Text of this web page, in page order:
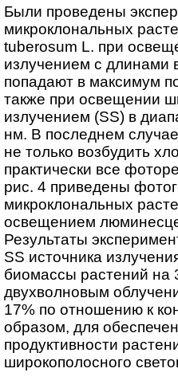
Были проведены
микроклональных
tuberosum L. при
излучением с длинами
попадают в максимум
также при освещении
излучением (SS) в
нм. В последнем
не только возбудить
практически все
рис. 4 приведены
микроклональных
освещением
Результаты
SS источника
биомассы растений на
двухволновым
17% по отношению к
образом, для
продуктивности
широкополосного